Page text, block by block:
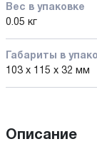
Вес в упаковке
0.05 кг
Габариты в
103 x 115 x 32 мм
Описание